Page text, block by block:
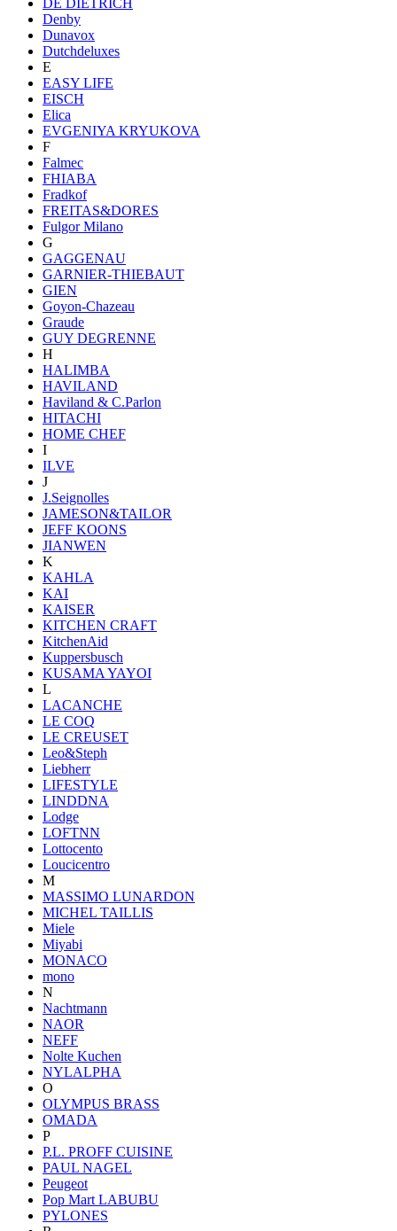
Denby
Dunavox
Dutchdeluxes
E
EASY LIFE
EISCH
Elica
EVGENIYA KRYUKOVA
F
Falmec
FHIABA
Fradkof
FREITAS&DORES
Fulgor Milano
G
GAGGENAU
GARNIER-THIEBAUT
GIEN
Goyon-Chazeau
Graude
GUY DEGRENNE
H
HALIMBA
HAVILAND
Haviland & C.Parlon
HITACHI
HOME CHEF
I
ILVE
J
J.Seignolles
JAMESON&TAILOR
JEFF KOONS
JIANWEN
K
KAHLA
KAI
KAISER
KITCHEN CRAFT
KitchenAid
Kuppersbusch
KUSAMA YAYOI
L
LACANCHE
LE COQ
LE CREUSET
Leo&Steph
Liebherr
LIFESTYLE
LINDDNA
Lodge
LOFTNN
Lottocento
Loucicentro
M
MASSIMO LUNARDON
MICHEL TAILLIS
Miele
Miyabi
MONACO
mono
N
Nachtmann
NAOR
NEFF
Nolte Kuchen
NYLALPHA
O
OLYMPUS BRASS
OMADA
P
P.L. PROFF CUISINE
PAUL NAGEL
Peugeot
Pop Mart LABUBU
PYLONES